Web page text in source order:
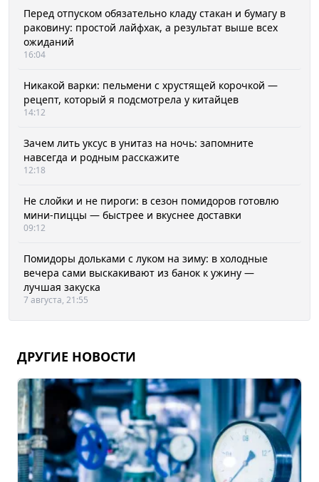
Перед отпуском обязательно кладу стакан и бумагу в
раковину: простой лайфхак, а результат выше всех
ожиданий
16:04
Никакой варки: пельмени с хрустящей корочкой —
рецепт, который я подсмотрела у китайцев
14:12
Зачем лить уксус в унитаз на ночь: запомните
навсегда и родным расскажите
12:18
Не слойки и не пироги: в сезон помидоров готовлю
мини-пиццы — быстрее и вкуснее доставки
09:12
Помидоры дольками с луком на зиму: в холодные
вечера сами выскакивают из банок к ужину —
лучшая закуска
7 августа, 21:55
ДРУГИЕ НОВОСТИ